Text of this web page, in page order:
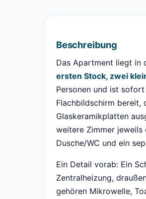
Beschreibung
Das Apartment liegt in
ersten Stock, zwei
Personen und ist
Flachbildschirm bereit,
Glaskeramikplatten
weitere Zimmer jeweils
Dusche/WC und ein
Ein Detail vorab: Ein
Zentralheizung,
gehören Mikrowelle,